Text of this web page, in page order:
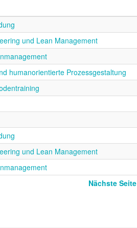
und Lean Management
humanorientierte Prozessgestaltung
und Lean Management
Nächste Seite